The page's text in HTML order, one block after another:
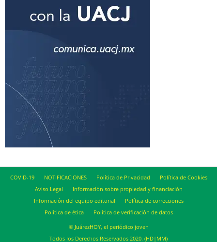
COVID-19 NOTIFICACIONES Política de Privacidad
Política de Cookies
Aviso Legal
Información sobre propiedad y financiación
Información del equipo editorial
Política de correcciones
Política de ética
Política de verificación de datos
© JuárezHOY, el periódico joven
Todos los Derechos Reservados 2020. (HD|MM)